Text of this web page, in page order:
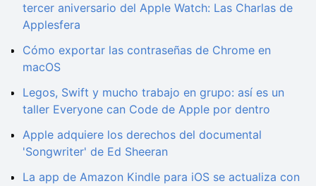
tercer aniversario del Apple Watch: Las Charlas de
Applesfera
Cómo exportar las contraseñas de Chrome en
macOS
Legos, Swift y mucho trabajo en grupo: así es un
taller Everyone can Code de Apple por dentro
Apple adquiere los derechos del documental
'Songwriter' de Ed Sheeran
La app de Amazon Kindle para iOS se actualiza con